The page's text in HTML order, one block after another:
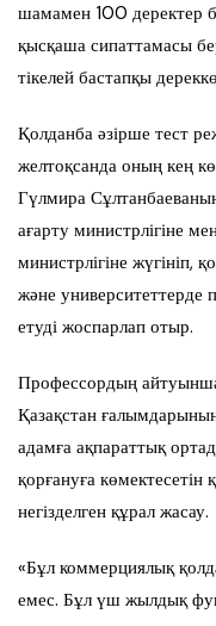
шамамен 100 деректер
қысқаша сипаттамасы
тікелей бастапқы
Қолданба әзірше тест
желтоқсанда оның кең
Гүлмира
ағарту министрлігіне
министрлігіне жүгініп,
және университеттерде
етуді жоспарлап отыр.
Профессордың
Қазақстан
адамға ақпараттық
қорғануға
негізделген құрал жасау.
«Бұл коммерциялық
емес. Бұл үш жылдық